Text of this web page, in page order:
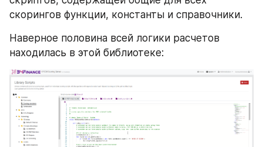
скорингов функции, константы и справочники.
Наверное половина всей логики расчетов
находилась в этой библиотеке: